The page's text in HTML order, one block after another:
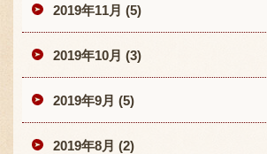
2019年11月 (5)
2019年10月 (3)
2019年9月 (5)
2019年8月 (2)